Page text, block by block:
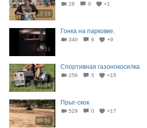
12:23
28 0 +1
00:21
Гонка на парковке.
340 6 +9
01:14
Спортивная газонокосилка
256 5 +15
00:06
Прыг-скок
529 0 +17